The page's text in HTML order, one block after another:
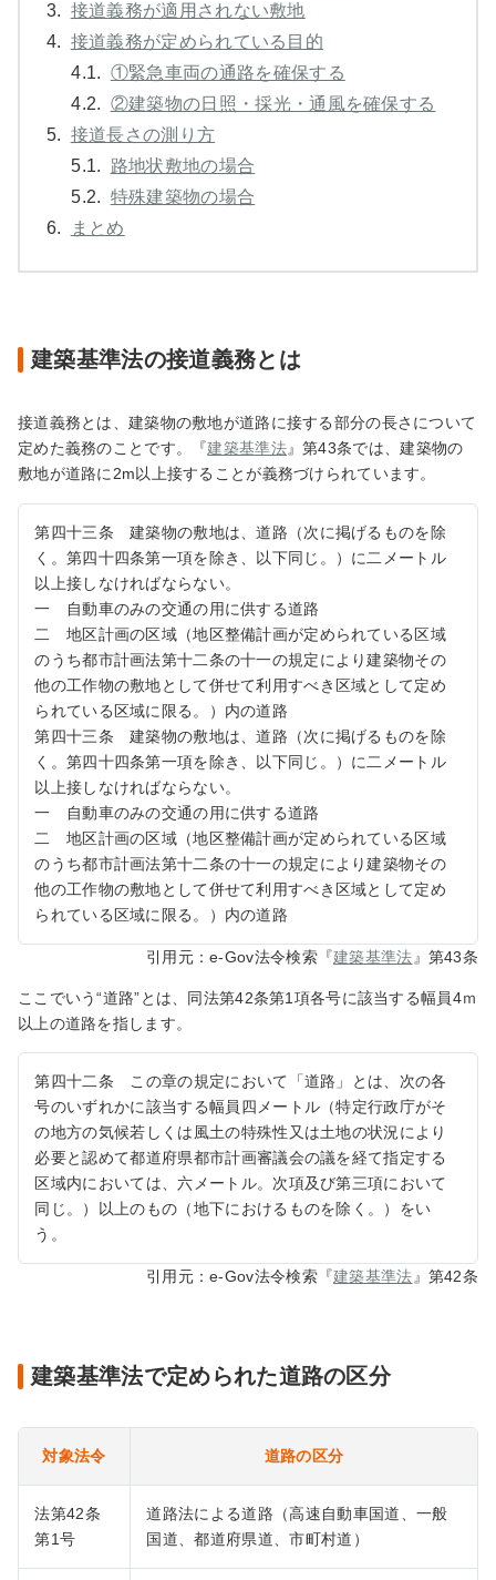
3. 接道義務が適用されない敷地
4. 接道義務が定められている目的
4.1. ①緊急車両の通路を確保する
4.2. ②建築物の日照・採光・通風を確保する
5. 接道長さの測り方
5.1.
路地状敷地の場合
5.2. 特殊建築物の場合
6.
まとめ
建築基準法の接道義務とは
接道義務とは、建築物の敷地が道路に接する部分の長さについて
定めた義務のことです。『建築基準法』第43条では、建築物の
敷地が道路に2m以上接することが義務づけられています。
第四十三条 建築物の敷地は、道路（次に掲げるものを除
く。第四十四条第一項を除き、以下同じ。）に二メートル
以上接しなければならない。
一 自動車のみの交通の用に供する道路
二 地区計画の区域（地区整備計画が定められている区域
のうち都市計画法第十二条の十一の規定により建築物その
他の工作物の敷地として併せて利用すべき区域として定め
られている区域に限る。）内の道路
第四十三条 建築物の敷地は、道路（次に掲げるものを除
く。第四十四条第一項を除き、以下同じ。）に二メートル
以上接しなければならない。
一 自動車のみの交通の用に供する道路
二 地区計画の区域（地区整備計画が定められている区域
のうち都市計画法第十二条の十一の規定により建築物その
他の工作物の敷地として併せて利用すべき区域として定め
られている区域に限る。）内の道路
引用元：e-Gov法令検索『建築基準法 』第43条
ここでいう“道路”とは、同法第42条第1項各号に該当する幅員4ｍ
以上の道路を指します。
第四十二条 この章の規定において「道路」とは、次の各
号のいずれかに該当する幅員四メートル（特定行政庁がそ
の地方の気候若しくは風土の特殊性又は土地の状況により
必要と認めて都道府県都市計画審議会の議を経て指定する
区域内においては、六メートル。次項及び第三項において
同じ。）以上のもの（地下におけるものを除く。）をい
う。
引用元：e-Gov法令検索『建築基準法』第42条
建築基準法で定められた道路の区分
対象法令 道路の区分
法第42条
第1号
道路法による道路（高速自動車国道、一般
国道、都道府県道、市町村道）